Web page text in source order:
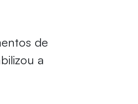
de
a